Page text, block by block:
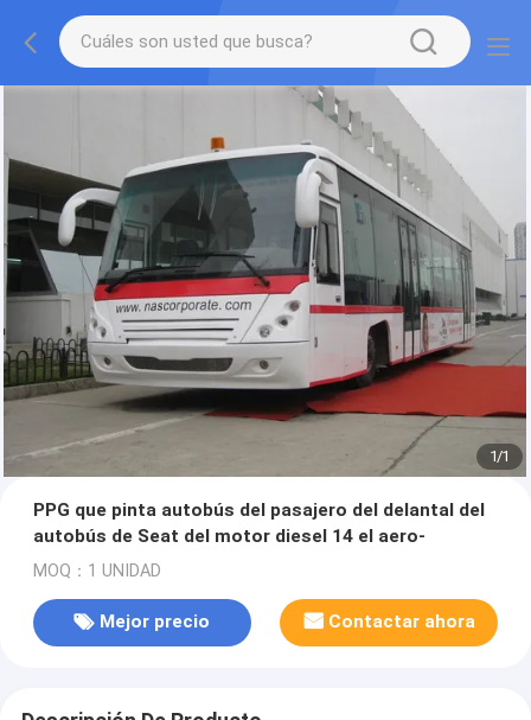
1/1
PPG que pinta autobús del pasajero del delantal del
autobús de Seat del motor diesel 14 el aero-
MOQ：1 UNIDAD
Mejor precio Contactar ahora